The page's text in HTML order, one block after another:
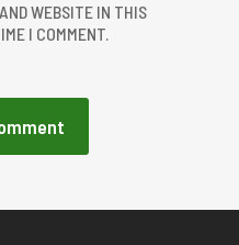
WEBSITE IN THIS
I COMMENT.